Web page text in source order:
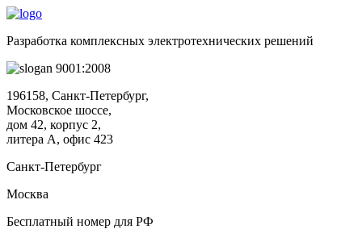
Разработка комплексных электротехнических решений
9001:2008
196158, Санкт-Петербург,
Московское шоссе,
дом 42, корпус 2,
литера А, офис 423
Санкт-Петербург
Москва
Бесплатный номер для РФ